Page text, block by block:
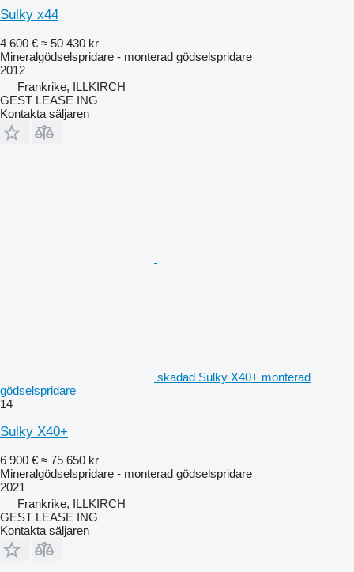
Sulky x44
4 600 € ≈ 50 430 kr
Mineralgödselspridare - monterad gödselspridare
2012
Frankrike, ILLKIRCH
GEST LEASE ING
Kontakta säljaren
skadad Sulky X40+ monterad
gödselspridare
14
Sulky X40+
6 900 € ≈ 75 650 kr
Mineralgödselspridare - monterad gödselspridare
2021
Frankrike, ILLKIRCH
GEST LEASE ING
Kontakta säljaren